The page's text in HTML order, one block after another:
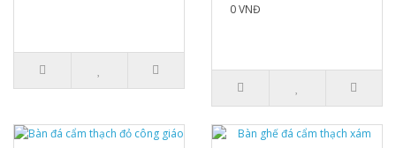
0 VNĐ